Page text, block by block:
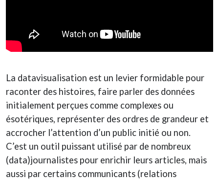
La datavisualisation est un levier formidable pour
raconter des histoires, faire parler des données
initialement perçues comme complexes ou
ésotériques, représenter des ordres de grandeur et
accrocher l’attention d’un public initié ou non.
C’est un outil puissant utilisé par de nombreux
(data)journalistes pour enrichir leurs articles, mais
aussi par certains communicants (relations